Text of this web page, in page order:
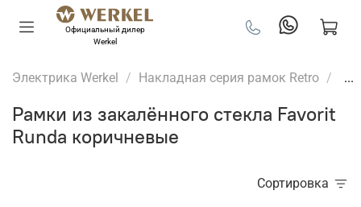
Официальный дилер
Werkel
Электрика Werkel Накладная серия рамок Retro ...
Рамки из закалённого стекла Favorit
Runda коричневые
Сортировка